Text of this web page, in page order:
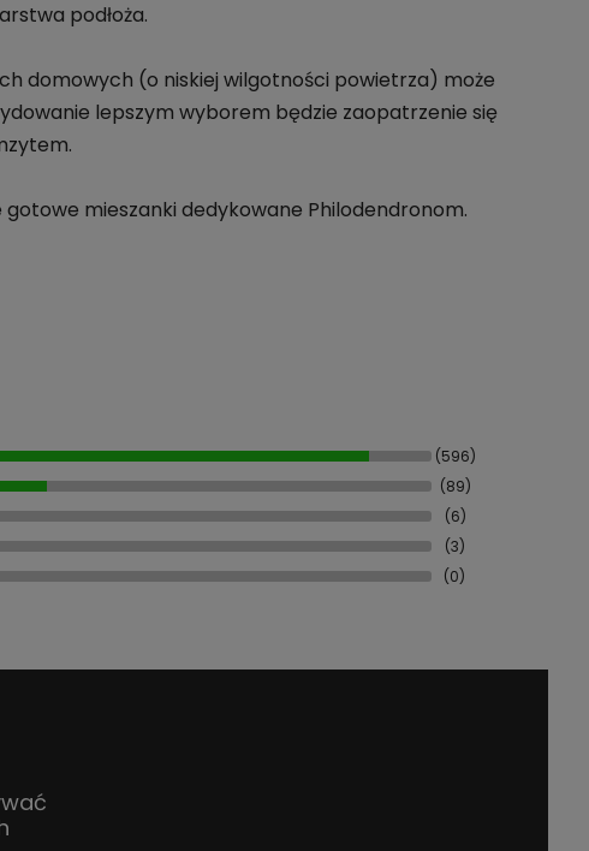
podłoża.
domowych (o niskiej wilgotności powietrza) może
lepszym wyborem będzie zaopatrzenie się
gotowe mieszanki dedykowane Philodendronom.
(596)
(89)
(6)
(3)
(0)